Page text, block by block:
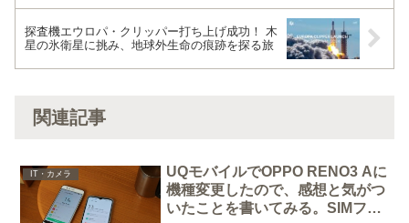
探査機エウロパ・クリッパー打ち上げ成功！ 木
星の氷衛星に挑み、地球外生命の痕跡を探る旅
関連記事
IT・カメラ
UQモバイルでOPPO RENO3 Aに
機種変更したので、感想と気がつ
いたことを書いてみる。SIMフリ